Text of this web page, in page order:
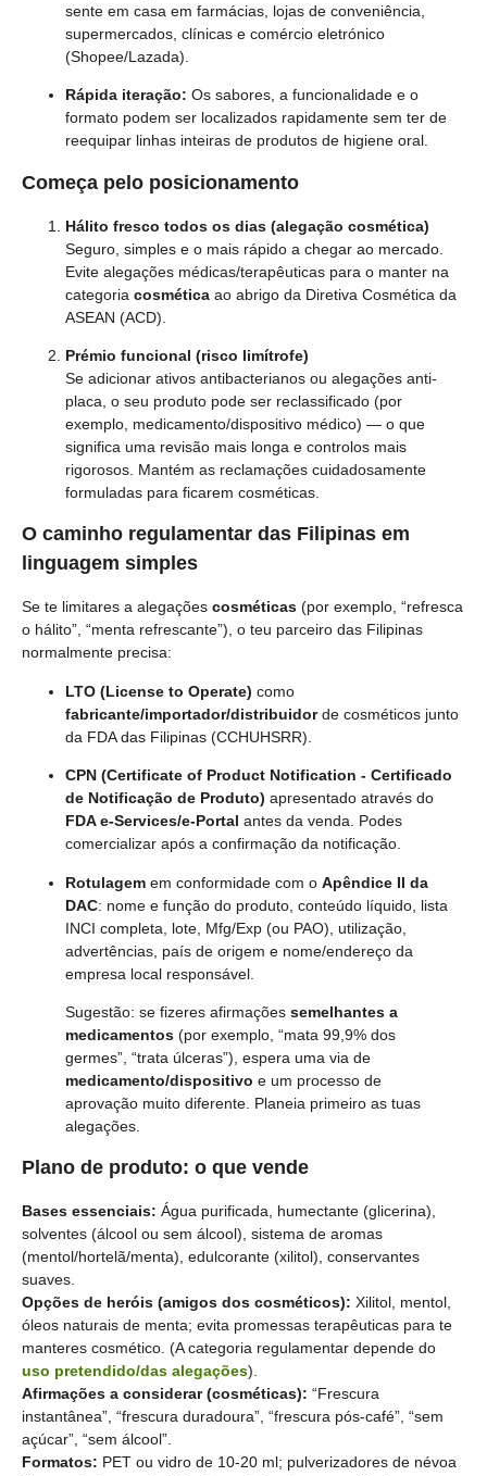
sente em casa em farmácias, lojas de conveniência,
supermercados, clínicas e comércio eletrónico
(Shopee/Lazada).
Rápida iteração: Os sabores, a funcionalidade e o
formato podem ser localizados rapidamente sem ter de
reequipar linhas inteiras de produtos de higiene oral.
Começa pelo posicionamento
Hálito fresco todos os dias (alegação cosmética)
Seguro, simples e o mais rápido a chegar ao mercado.
Evite alegações médicas/terapêuticas para o manter na
categoria cosmética ao abrigo da Diretiva Cosmética da
ASEAN (ACD).
Prémio funcional (risco limítrofe)
Se adicionar ativos antibacterianos ou alegações anti-
placa, o seu produto pode ser reclassificado (por
exemplo, medicamento/dispositivo médico) — o que
significa uma revisão mais longa e controlos mais
rigorosos. Mantém as reclamações cuidadosamente
formuladas para ficarem cosméticas.
O caminho regulamentar das Filipinas em
linguagem simples
Se te limitares a alegações cosméticas (por exemplo, “refresca
o hálito”, “menta refrescante”), o teu parceiro das Filipinas
normalmente precisa:
LTO (License to Operate) como
fabricante/importador/distribuidorde cosméticos junto
da FDA das Filipinas (CCHUHSRR).
CPN (Certificate of Product Notification - Certificado
de Notificação de Produto) apresentado através do
FDA e-Services/e-Portal antes da venda. Podes
comercializar após a confirmação da notificação.
Rotulagem em conformidade com o Apêndice II da
DAC: nome e função do produto, conteúdo líquido, lista
INCI completa, lote, Mfg/Exp (ou PAO), utilização,
advertências, país de origem e nome/endereço da
empresa local responsável.
Sugestão: se fizeres afirmações semelhantes a
medicamentos (por exemplo, “mata 99,9% dos
germes”, “trata úlceras”), espera uma via de
medicamento/dispositivo e um processo de
aprovação muito diferente. Planeia primeiro as tuas
alegações.
Plano de produto: o que vende
Bases essenciais: Água purificada, humectante (glicerina),
solventes (álcool ou sem álcool), sistema de aromas
(mentol/hortelã/menta), edulcorante (xilitol), conservantes
suaves.
Opções de heróis (amigos dos cosméticos): Xilitol, mentol,
óleos naturais de menta; evita promessas terapêuticas para te
manteres cosmético. (A categoria regulamentar depende do
uso pretendido/das alegações).
Afirmações a considerar (cosméticas): “Frescura
instantânea”, “frescura duradoura”, “frescura pós-café”, “sem
açúcar”, “sem álcool”.
Formatos: PET ou vidro de 10-20 ml; pulverizadores de névoa